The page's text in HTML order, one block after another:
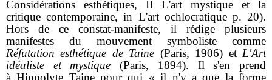
Considérations esthétiques, II L'art mystique et la
critique contemporaine, in L'art ochlocratique p. 20).
Hors de ce constat-manifeste, il rédige plusieurs
manifestes du mouvement symboliste comme
Réfutation esthétique de Taine (Paris, 1906) et L'Art
idéaliste et mystique (Paris, 1894). Il s'en prend
à Hippolyte Taine pour qui « il n'y a que la forme